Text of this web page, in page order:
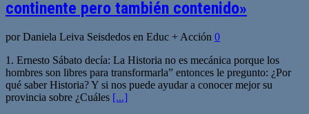
continente pero también contenido»
por Daniela Leiva Seisdedos en Educ + Acción 0
1. Ernesto Sábato decía: La Historia no es mecánica porque los
hombres son libres para transformarla” entonces le pregunto: ¿Por
qué saber Historia? Y si nos puede ayudar a conocer mejor su
provincia sobre ¿Cuáles [...]